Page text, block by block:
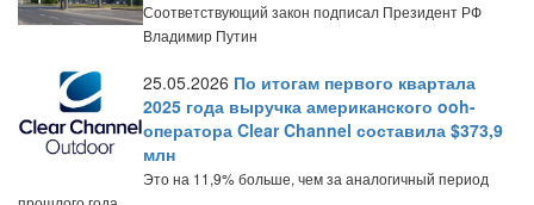
Соответствующий закон подписал Президент РФ
Владимир Путин
25.05.2026 По итогам первого квартала
2025 года выручка американского ooh-
оператора Clear Channel составила $373,9
млн
Это на 11,9% больше, чем за аналогичный период